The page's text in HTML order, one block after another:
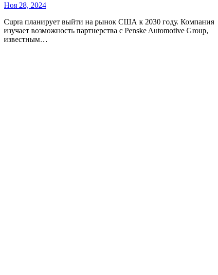
Ноя 28, 2024
Cupra планирует выйти на рынок США к 2030 году. Компания
изучает возможность партнерства с Penske Automotive Group,
известным…